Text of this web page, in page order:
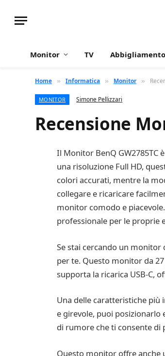
Monitor TV Abbigliamento
Home » Informatica » Monitor »
MONITOR Simone Pellizzari
Recensione
Il Monitor BenQ GW2785TC
una risoluzione Full HD,
colori accurati, mentre la
collegare e ricaricare
monitor comodo e
professionale per le proprie
Se stai cercando un monitor
per te. Questo monitor da
supporta la ricarica USB-C,
Una delle caratteristiche più
e girevole, puoi
di rumore che ti consente di
Questo monitor offre anche